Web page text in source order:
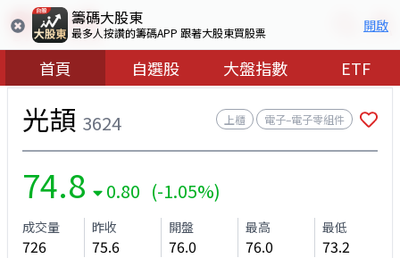
籌碼大股東
最多人按讚的籌碼APP 跟著大股東買股票 開啟
首頁 自選股 大盤指數 ETF
光頡 3624 上櫃 電子–電子零組件
74.8 0.80 (-1.05%)
成交量
726
昨收
75.6
開盤
76.0
最高
76.0
最低
73.2